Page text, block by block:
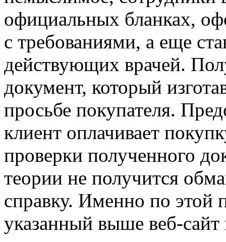
официальных бланках,
с требованиями, а еще
действующих врачей.
документ, который
просьбе покупателя.
клиент оплачивает
проверки полученного
теории не получится
справку. Именно по этой
указанный выше веб-сайт